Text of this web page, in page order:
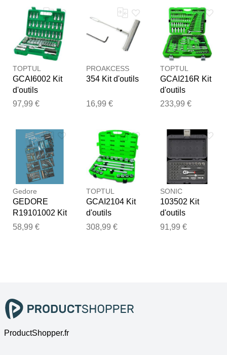
TOPTUL
GCAI6002 Kit
d'outils
97,99 €
PROAKCESS
354 Kit d'outils
16,99 €
TOPTUL
GCAI216R Kit
d'outils
233,99 €
Gedore
GEDORE
R19101002 Kit
d'outils
58,99 €
TOPTUL
GCAI2104 Kit
d'outils
308,99 €
SONIC
103502 Kit
d'outils
91,99 €
ProductShopper.fr